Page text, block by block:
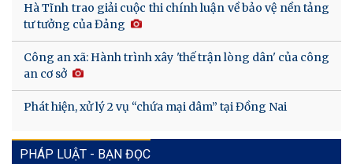
Hà Tĩnh trao giải cuộc thi chính luận về bảo vệ nền tảng
tư tưởng của Đảng
Công an xã: Hành trình xây 'thế trận lòng dân' của công
an cơ sở
Phát hiện, xử lý 2 vụ “chứa mại dâm” tại Đồng Nai
PHÁP LUẬT - BẠN ĐỌC